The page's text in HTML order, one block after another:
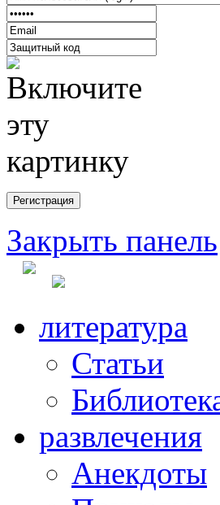
Закрыть панель
литература
Статьи
развлечения
Анекдоты